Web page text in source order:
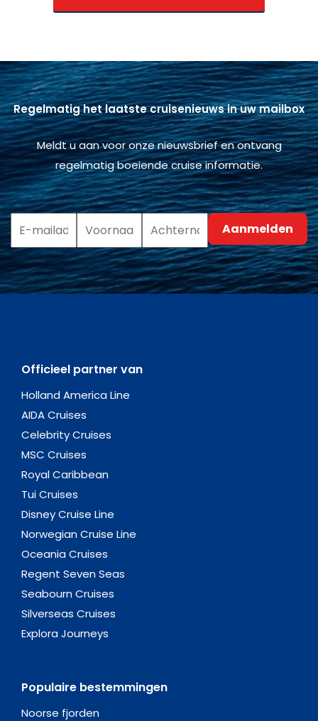
Regelmatig het laatste cruisenieuws in uw mailbox
Meldt u aan voor onze nieuwsbrief en ontvang
regelmatig boeiende cruise informatie.
Officieel partner van
Holland America Line
AIDA Cruises
Celebrity Cruises
MSC Cruises
Royal Caribbean
Tui Cruises
Disney Cruise Line
Norwegian Cruise Line
Oceania Cruises
Regent Seven Seas
Seabourn Cruises
Silverseas Cruises
Explora Journeys
Populaire bestemmingen
Noorse fjorden